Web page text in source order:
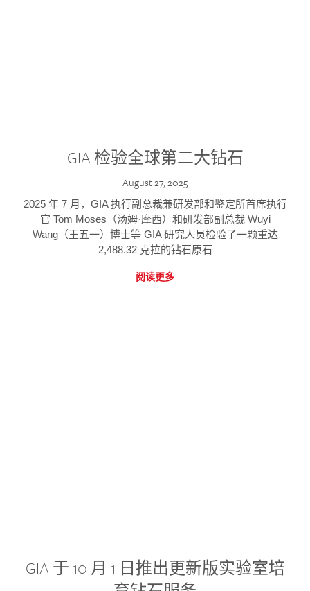
GIA 检验全球第二大钻石
August 27, 2025
2025 年 7 月，GIA 执行副总裁兼研发部和鉴定所首席执行
官 Tom Moses（汤姆·摩西）和研发部副总裁 Wuyi
Wang（王五一）博士等 GIA 研究人员检验了一颗重达
2,488.32 克拉的钻石原石
阅读更多
GIA 于 10 月 1 日推出更新版实验室培